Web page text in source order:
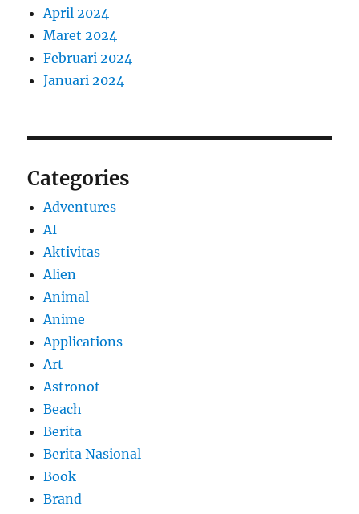
April 2024
Maret 2024
Februari 2024
Januari 2024
Categories
Adventures
AI
Aktivitas
Alien
Animal
Anime
Applications
Art
Astronot
Beach
Berita
Berita Nasional
Book
Brand